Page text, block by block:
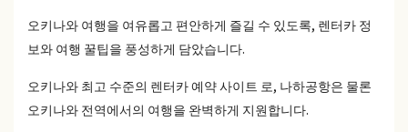
오키나와 여행을 여유롭고 편안하게 즐길 수 있도록, 렌터카 정
보와 여행 꿀팁을 풍성하게 담았습니다.
오키나와 최고 수준의 렌터카 예약 사이트 로, 나하공항은 물론
오키나와 전역에서의 여행을 완벽하게 지원합니다.